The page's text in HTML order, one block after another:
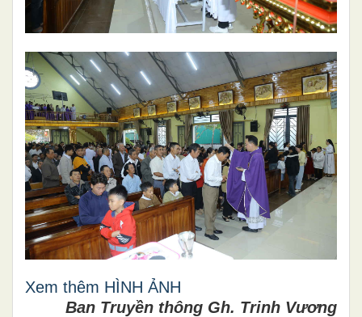
Xem thêm HÌNH ẢNH
Ban Truyền thông Gh. Trinh Vương